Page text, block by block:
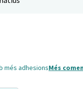
més adhesionsMés